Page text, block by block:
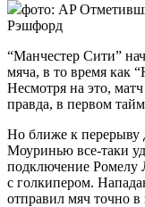
фото: AP
Рэшфорд
“Манчестер Сити”
мяча, в то время как
Несмотря на это,
правда, в первом
Но ближе к перерыву
Моуринью все-таки
подключение Ромелу
с голкипером.
отправил мяч точно